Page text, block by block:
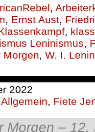
,
, Ernst Aust,
,
Leninismus,
Morgen, W. I. Lenin
2022
Allgemein, Fiete
Morgen –